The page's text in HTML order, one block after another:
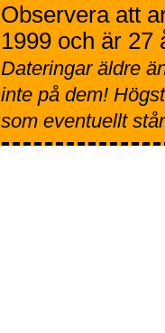
Observera att
1999 och är 27
Dateringar äldre
inte på dem!
som eventuellt